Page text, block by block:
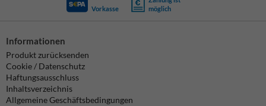
Vorkasse
möglich
Informationen
Produkt zurücksenden
Cookie / Datenschutz
Haftungsausschluss
Inhaltsverzeichnis
Allgemeine Geschäftsbedingungen